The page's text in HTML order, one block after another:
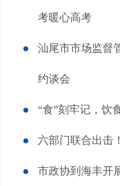
考暖心高考
汕尾市市场监督
约谈会
“食”刻牢记，饮
六部门联合出击
市政协到海丰开